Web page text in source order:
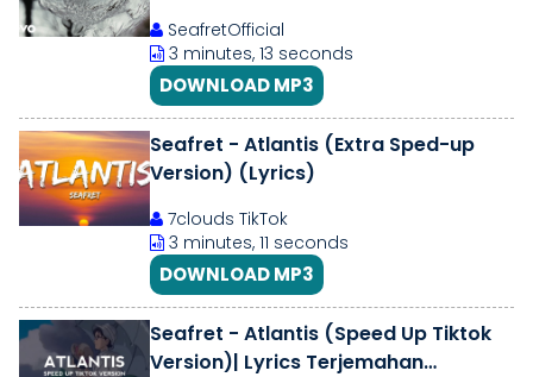
SeafretOfficial
3 minutes, 13 seconds
DOWNLOAD MP3
Seafret - Atlantis (Extra Sped-up
Version) (Lyrics)
7clouds TikTok
3 minutes, 11 seconds
DOWNLOAD MP3
Seafret - Atlantis (Speed Up Tiktok
Version)| Lyrics Terjemahan